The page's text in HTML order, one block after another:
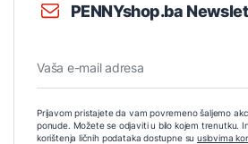
PENNYshop.ba
Prijavom pristajete da vam povremeno šaljemo
ponude. Možete se odjaviti u bilo kojem trenutku.
korištenja ličnih podataka dostupne su uslovima